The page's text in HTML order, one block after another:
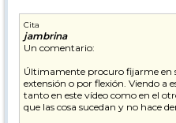
Cita
jambrina
Un comentario:
Últimamente procuro fijarme en
extensión o por flexión. Viendo a
tanto en este vídeo como en el
que las cosa sucedan y no hace